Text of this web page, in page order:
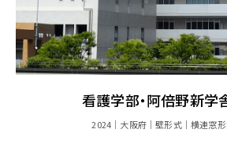
看護学部・阿倍野新学舎
2024 大阪府 壁形式 横連窓